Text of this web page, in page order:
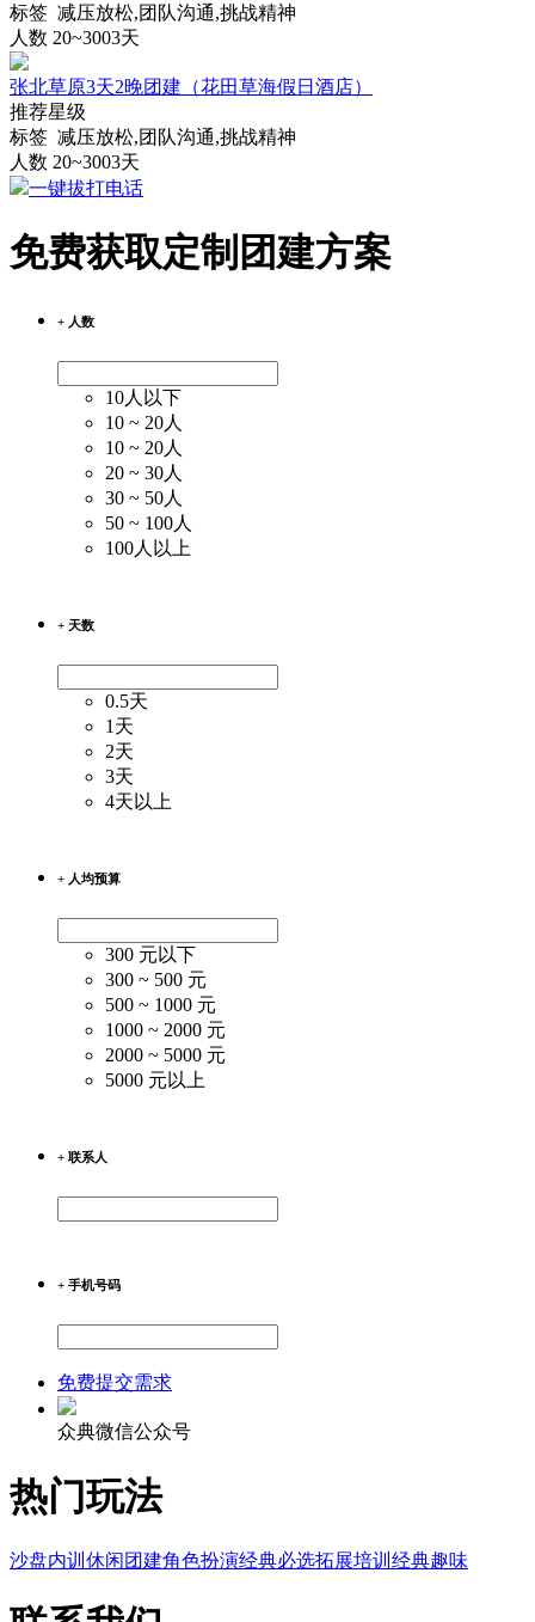
标签 减压放松,团队沟通,挑战精神
人数 20~3003天
张北草原3天2晚团建（花田草海假日酒店）
推荐星级
标签 减压放松,团队沟通,挑战精神
人数 20~3003天
一键拔打电话
免费获取定制团建方案
+ 人数
10人以下
10 ~ 20人
10 ~ 20人
20 ~ 30人
30 ~ 50人
50 ~ 100人
100人以上
+ 天数
0.5天
1天
2天
3天
4天以上
+ 人均预算
300 元以下
300 ~ 500 元
500 ~ 1000 元
1000 ~ 2000 元
2000 ~ 5000 元
5000 元以上
+ 联系人
+ 手机号码
免费提交需求
众典微信公众号
热门玩法
沙盘内训 休闲团建角色扮演经典必选拓展培训 经典趣味